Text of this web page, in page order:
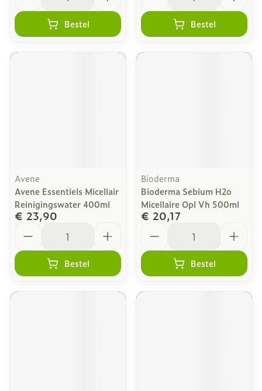
Bestel Bestel
Avene
Avene Essentiels Micellair
Reinigingswater 400ml
€ 23,90
Bestel
Bioderma
Bioderma Sebium H2o
Micellaire Opl Vh 500ml
€ 20,17
Bestel